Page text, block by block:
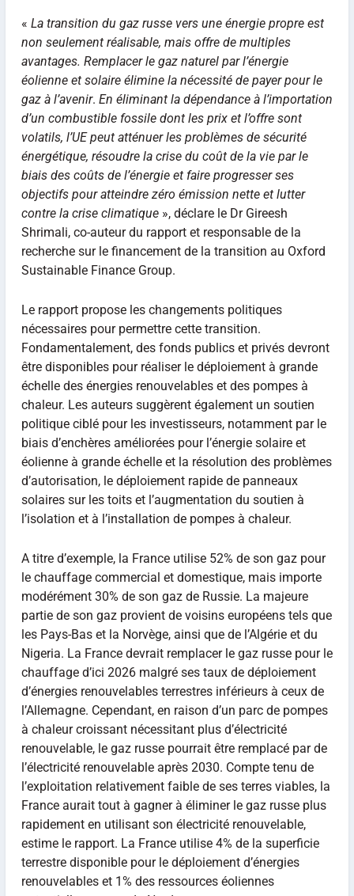
« La transition du gaz russe vers une énergie propre est
non seulement réalisable, mais offre de multiples
avantages. Remplacer le gaz naturel par l’énergie
éolienne et solaire élimine la nécessité de payer pour le
gaz à l’avenir. En éliminant la dépendance à l’importation
d’un combustible fossile dont les prix et l’offre sont
volatils, l’UE peut atténuer les problèmes de sécurité
énergétique, résoudre la crise du coût de la vie par le
biais des coûts de l’énergie et faire progresser ses
objectifs pour atteindre zéro émission nette et lutter
contre la crise climatique», déclare le Dr Gireesh
Shrimali, co-auteur du rapport et responsable de la
recherche sur le financement de la transition au Oxford
Sustainable Finance Group.
Le rapport propose les changements politiques
nécessaires pour permettre cette transition.
Fondamentalement, des fonds publics et privés devront
être disponibles pour réaliser le déploiement à grande
échelle des énergies renouvelables et des pompes à
chaleur. Les auteurs suggèrent également un soutien
politique ciblé pour les investisseurs, notamment par le
biais d’enchères améliorées pour l’énergie solaire et
éolienne à grande échelle et la résolution des problèmes
d’autorisation, le déploiement rapide de panneaux
solaires sur les toits et l’augmentation du soutien à
l’isolation et à l’installation de pompes à chaleur.
A titre d’exemple, la France utilise 52% de son gaz pour
le chauffage commercial et domestique, mais importe
modérément 30% de son gaz de Russie. La majeure
partie de son gaz provient de voisins européens tels que
les Pays-Bas et la Norvège, ainsi que de l’Algérie et du
Nigeria. La France devrait remplacer le gaz russe pour le
chauffage d’ici 2026 malgré ses taux de déploiement
d’énergies renouvelables terrestres inférieurs à ceux de
l’Allemagne. Cependant, en raison d’un parc de pompes
à chaleur croissant nécessitant plus d’électricité
renouvelable, le gaz russe pourrait être remplacé par de
l’électricité renouvelable après 2030. Compte tenu de
l’exploitation relativement faible de ses terres viables, la
France aurait tout à gagner à éliminer le gaz russe plus
rapidement en utilisant son électricité renouvelable,
estime le rapport. La France utilise 4% de la superficie
terrestre disponible pour le déploiement d’énergies
renouvelables et 1% des ressources éoliennes